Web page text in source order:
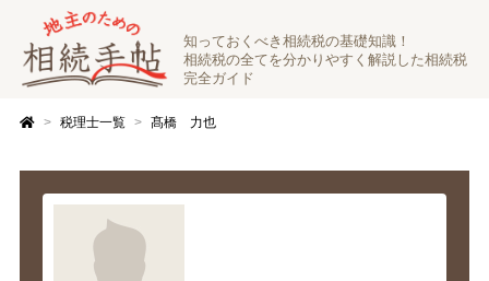
知っておくべき相続税の基礎知識！
相続税の全てを分かりやすく解説した相続税
完全ガイド
税理士一覧 髙橋 力也